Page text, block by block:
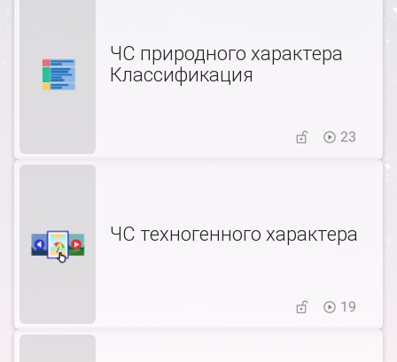
ЧС природного характера
Классификация
23
ЧС техногенного характера
19